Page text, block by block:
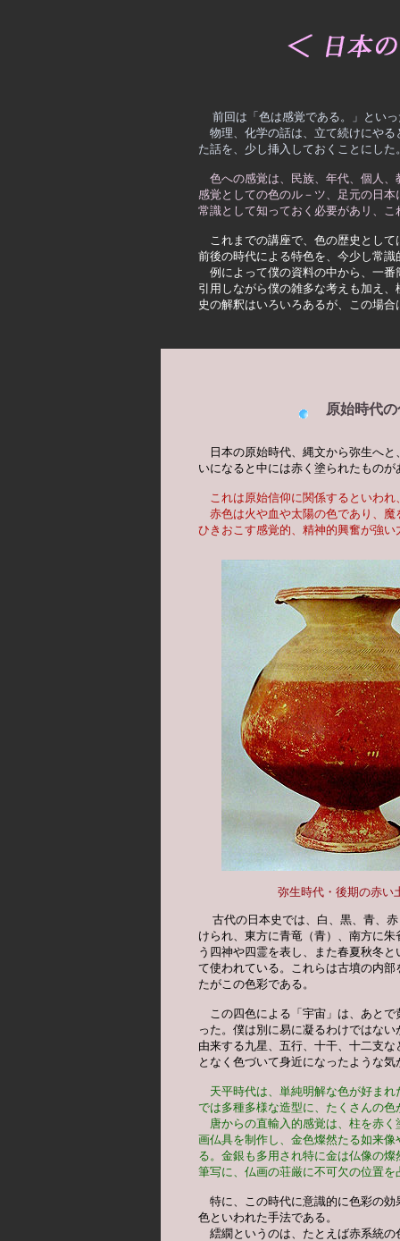
前回は「色は感覚である。」
物理、化学の話は、立て続けにやる
た話を、少し挿入しておくことにした
色への感覚は、民族、年代、個人
感覚としての色のル－ツ、足元の日
常識として知っておく必要があリ、
これまでの講座で、色の歴史として
前後の時代による特色を、今少し常
例によって僕の資料の中から、一番
引用しながら僕の雑多な考えも加え
史の解釈はいろいろあるが、この場
原始時代
日本の原始時代、縄文から弥生へ
いになると中には
これは原始信仰に関係するといわ
赤色は火や血や太陽の色であり、魔
ひきおこす感覚的、精神的興奮が強
弥生時代・後期の赤い
古代の日本史では、白、黒、青、
けられ、東方に青竜（青）、南方に
う四神や四霊を表し、また春夏秋冬
て使われている。これらは古墳の内
たがこの
この四色による「宇宙」は、あとで
った。僕は別に易に凝るわけではな
由来する九星、五行、十干、十二支
となく色づいて身近になったような気
天平時代は、単純明解な色が好ま
では多種多様な造型に
唐からの直輸入的感覚は、柱を赤く
画仏具を制作し、金色燦然たる如来
る。金銀も多用され特に金は仏像の
筆写に、仏画の荘厳に不可欠の位置
特に、この時代に意識的に色彩の効
色といわれた手法である。
繧繝というのは、たとえば赤系統の